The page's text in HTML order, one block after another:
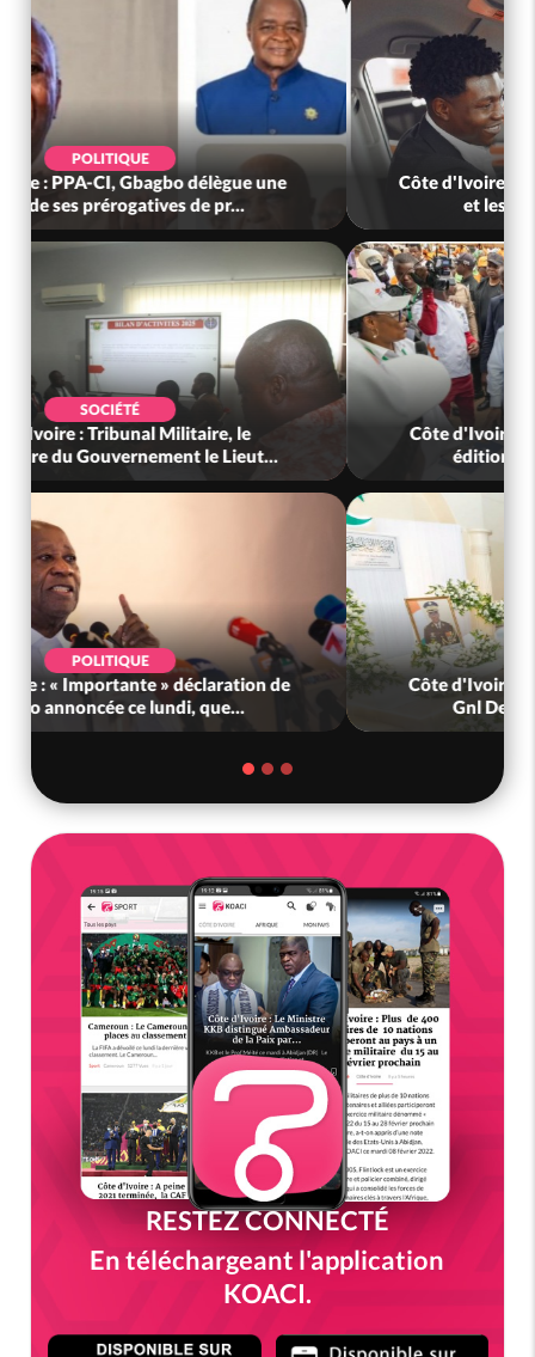
POLITIQUE
Côte d'Ivoire : PPA-CI, Gbagbo délègue une
partie de ses prérogatives de pr...
Côte d'Ivoire : Tribunal Militaire, le
Commissaire du Gouvernement le Lieut...
POLITIQUE
Côte d'Ivoire : « Importante » déclaration de
Gbagbo annoncée ce lundi, que...
RESTEZ CONNECTÉ
En téléchargeant l'application
KOACI.